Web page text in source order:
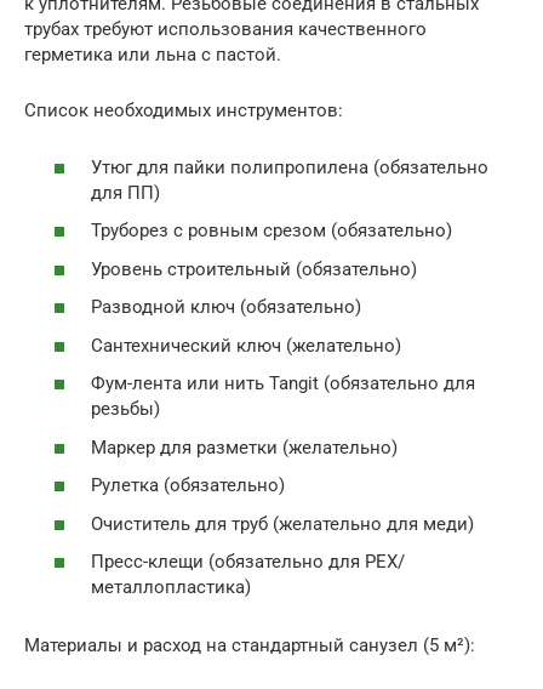
трубах требуют использования качественного
герметика или льна с пастой.
Список необходимых инструментов:
Утюг для пайки полипропилена (обязательно
для ПП)
Труборез с ровным срезом (обязательно)
Уровень строительный (обязательно)
Разводной ключ (обязательно)
Сантехнический ключ (желательно)
Фум-лента или нить Tangit (обязательно для
резьбы)
Маркер для разметки (желательно)
Рулетка (обязательно)
Очиститель для труб (желательно для меди)
Пресс-клещи (обязательно для PEX/
металлопластика)
Материалы и расход на стандартный санузел (5 м²):